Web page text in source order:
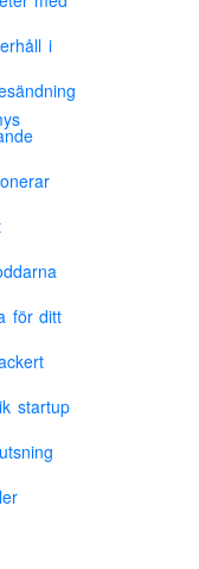
i
för ditt
startup